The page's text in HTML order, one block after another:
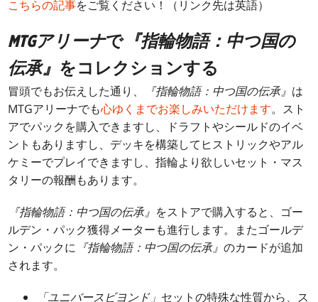
こちらの記事をご覧ください！（リンク先は英語）
MTGアリーナで『指輪物語：中つ国の
伝承』 をコレクションする
冒頭でもお伝えした通り、 『指輪物語：中つ国の伝承』 は
MTGアリーナでも心ゆくまでお楽しみいただけます。スト
アでパックを購入できますし、ドラフトやシールドのイベ
ントもありますし、デッキを構築してヒストリックやアル
ケミーでプレイできますし、指輪より欲しいセット・マス
タリーの報酬もあります。
『指輪物語：中つ国の伝承』 をストアで購入すると、ゴー
ルデン・パック獲得メーターも進行します。またゴールデ
ン・パックに 『指輪物語：中つ国の伝承』のカードが追加
されます。
「ユニバースビヨンド」 セットの特殊な性質から、ス